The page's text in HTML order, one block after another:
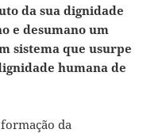
da sua dignidade
e desumano um
sistema que usurpe
humana de
da